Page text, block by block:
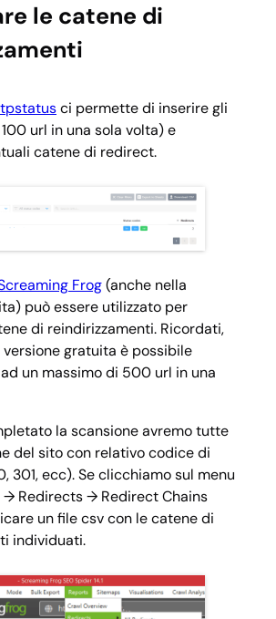
le catene di
ci permette di inserire gli
url in una sola volta) e
catene di redirect.
Frog(anche nella
può essere utilizzato per
di reindirizzamenti. Ricordati,
versione gratuita è possibile
un massimo di 500 url in una
la scansione avremo tutte
del sito con relativo codice di
301, ecc). Se clicchiamo sul menu
→ Redirects → Redirect Chains
un file csv con le catene di
individuati.